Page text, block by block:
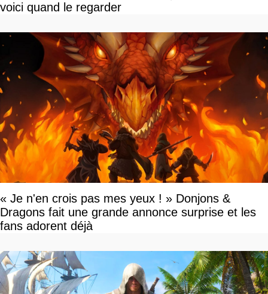
voici quand le regarder
« Je n'en crois pas mes yeux ! » Donjons &
Dragons fait une grande annonce surprise et les
fans adorent déjà